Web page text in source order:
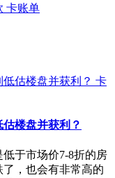
卡账单
卡
楼盘并获利？
于市场价7-8折的房
，也会有非常高的